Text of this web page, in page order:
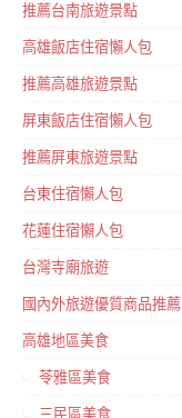
推薦台南旅遊景點
高雄飯店住宿懶人包
推薦高雄旅遊景點
屏東飯店住宿懶人包
推薦屏東旅遊景點
台東住宿懶人包
花蓮住宿懶人包
台灣寺廟旅遊
國內外旅遊優質商品推薦
高雄地區美食
苓雅區美食
三民區美食